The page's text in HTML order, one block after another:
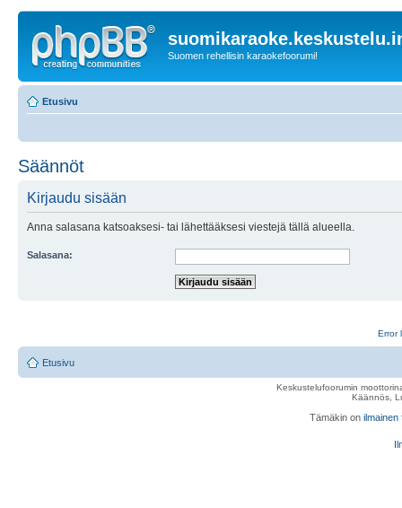
Suomen rehellisin karaokefoorumi!
Etusivu
Säännöt
Kirjaudu sisään
Anna salasana katsoaksesi- tai lähettääksesi viestejä tällä alueella.
Salasana:
Error
Etusivu
Keskustelufoorumin
Käännös,
Tämäkin on ilmainen